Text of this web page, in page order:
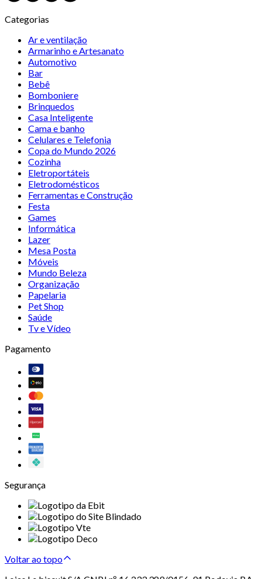
Categorias
Ar e ventilação
Armarinho e Artesanato
Automotivo
Bar
Bebê
Bomboniere
Brinquedos
Casa Inteligente
Cama e banho
Celulares e Telefonia
Copa do Mundo 2026
Cozinha
Eletroportáteis
Eletrodomésticos
Ferramentas e Construção
Festa
Games
Informática
Lazer
Mesa Posta
Móveis
Mundo Beleza
Organização
Papelaria
Pet Shop
Saúde
Tv e Vídeo
Pagamento
Segurança
Voltar ao topo